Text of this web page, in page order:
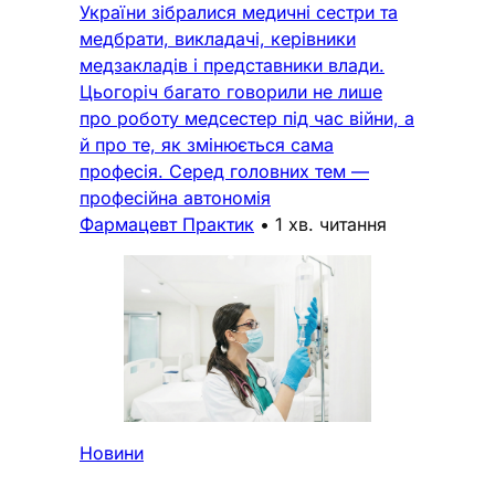
України зібралися медичні сестри та
медбрати, викладачі, керівники
медзакладів і представники влади.
Цьогоріч багато говорили не лише
про роботу медсестер під час війни, а
й про те, як змінюється сама
професія. Серед головних тем —
професійна автономія
Фармацевт Практик • 1 хв. читання
Новини